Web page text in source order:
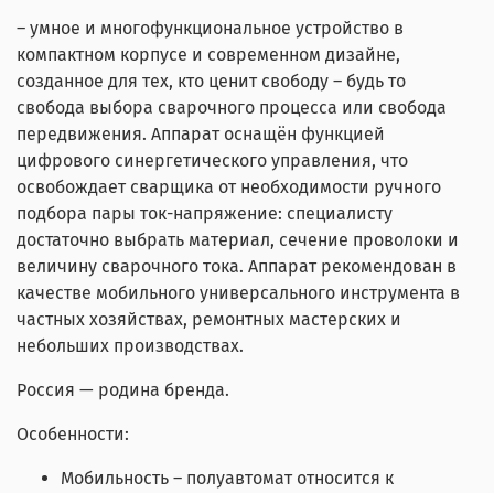
– умное и многофункциональное устройство в
компактном корпусе и современном дизайне,
созданное для тех, кто ценит свободу – будь то
свобода выбора сварочного процесса или свобода
передвижения. Аппарат оснащён функцией
цифрового синергетического управления, что
освобождает сварщика от необходимости ручного
подбора пары ток-напряжение: специалисту
достаточно выбрать материал, сечение проволоки и
величину сварочного тока. Аппарат рекомендован в
качестве мобильного универсального инструмента в
частных хозяйствах, ремонтных мастерских и
небольших производствах.
Россия — родина бренда.
Особенности:
Мобильность – полуавтомат относится к